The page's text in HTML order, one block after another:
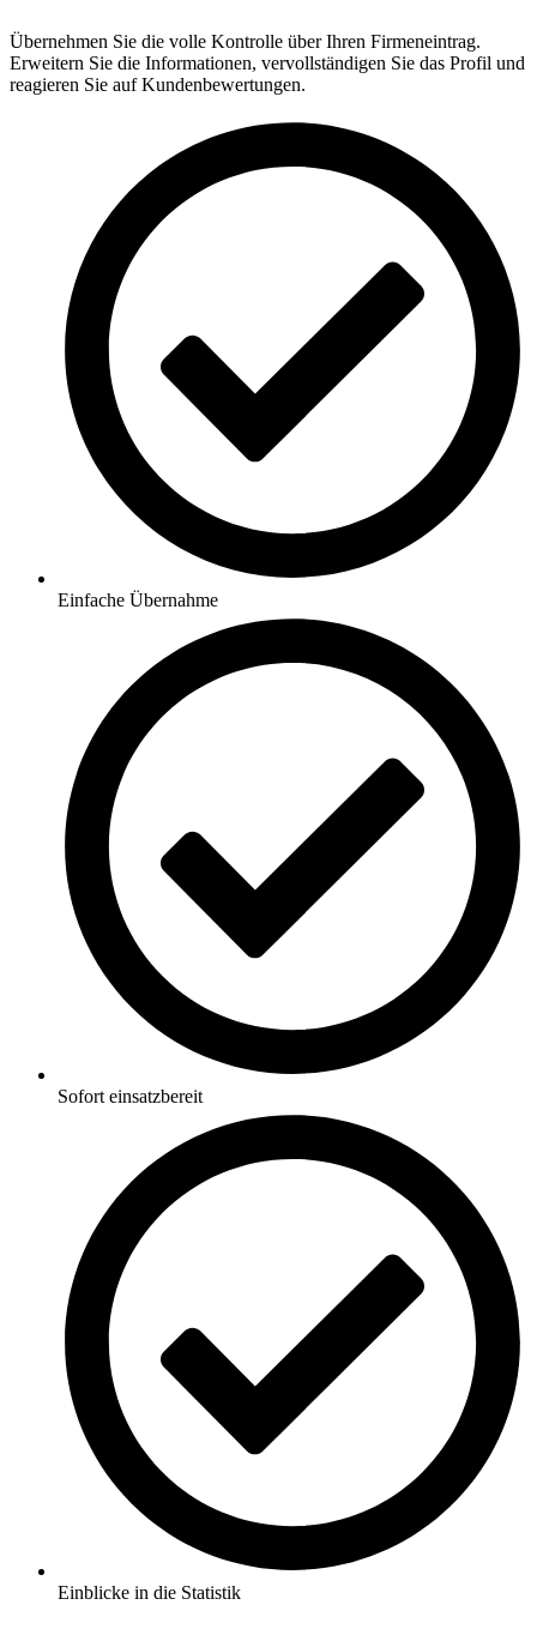
Übernehmen Sie die volle Kontrolle über Ihren Firmeneintrag.
Erweitern Sie die Informationen, vervollständigen Sie das Profil und
reagieren Sie auf Kundenbewertungen.
Einfache Übernahme
Sofort einsatzbereit
Einblicke in die Statistik